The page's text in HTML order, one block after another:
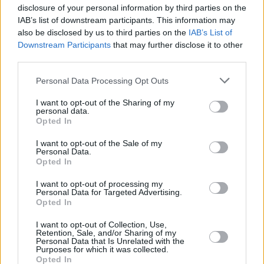
disclosure of your personal information by third parties on the
IAB’s list of downstream participants. This information may
also be disclosed by us to third parties on the IAB’s List of
Downstream Participants that may further disclose it to other
Personal Data Processing Opt Outs
I want to opt-out of the Sharing of my
personal data.
Opted In
I want to opt-out of the Sale of my
Personal Data.
Opted In
I want to opt-out of processing my
Personal Data for Targeted Advertising.
Opted In
I want to opt-out of Collection, Use,
Retention, Sale, and/or Sharing of my
Personal Data that Is Unrelated with the
Purposes for which it was collected.
Opted In
Τρεις ζώνες ανάπτυξης
Η Ζώνη 1, επιφάνειας περίπου 318.000 τ.μ.,
χαρακτηρίζεται ως δασική έκταση και προορίζεται
αποκλειστικά για ήπιες δραστηριότητες και
δόμησης. Στόχος είναι η προστασία και ενίσχυση του
φυσικού περιβάλλοντος μέσω διατήρησης και επαύξησης
της βλάστησης.
Η Ζώνη 2, έκτασης περίπου 716.500 τ.μ., αποτελεί τον
βασικό πυρήνα ανάπτυξης των εγκαταστάσεων logistics
της ΠΑΕΓΑΕ. Εκεί επιτρέπονται αποθήκες,
χώροι στάθμευσης, πρατήρια καυσίμων, συνεργεία
συντήρησης οχημάτων, καθώς και υποστηρικτικές
χρήσεις για την εξυπηρέτηση των εργαζομένων.